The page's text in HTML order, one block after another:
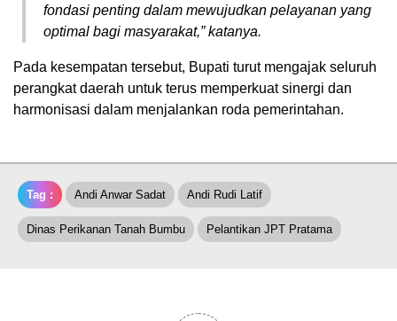
fondasi penting dalam mewujudkan pelayanan yang
optimal bagi masyarakat,” katanya.
Pada kesempatan tersebut, Bupati turut mengajak seluruh
perangkat daerah untuk terus memperkuat sinergi dan
harmonisasi dalam menjalankan roda pemerintahan.
Tag : Andi Anwar Sadat Andi Rudi Latif
Dinas Perikanan Tanah Bumbu Pelantikan JPT Pratama